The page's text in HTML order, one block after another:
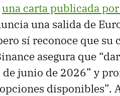
una carta publicada
una salida de
sí reconoce que su
asegura que
junio de 2026” y
disponibles”.